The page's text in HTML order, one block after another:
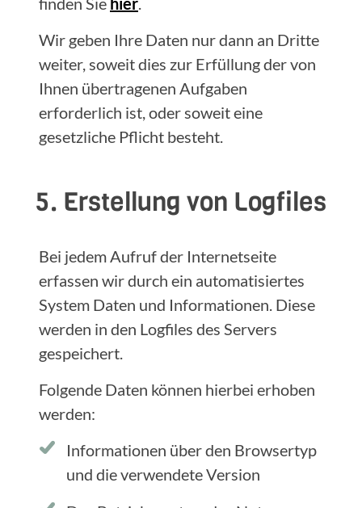
Wir geben Ihre Daten nur dann an Dritte
weiter, soweit dies zur Erfüllung der von
Ihnen übertragenen Aufgaben
erforderlich ist, oder soweit eine
gesetzliche Pflicht besteht.
5. Erstellung von Logfiles
Bei jedem Aufruf der Internetseite
erfassen wir durch ein automatisiertes
System Daten und Informationen. Diese
werden in den Logfiles des Servers
gespeichert.
Folgende Daten können hierbei erhoben
werden:
Informationen über den Browsertyp
und die verwendete Version